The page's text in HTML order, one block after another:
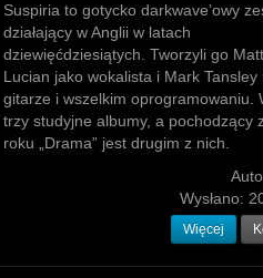
Suspiria to gotycko darkwave’owy
działający w Anglii w latach
dziewięćdziesiątych. Tworzyli go
Lucian jako wokalista i Mark Tansley
gitarze i wszelkim oprogramowaniu.
trzy studyjne albumy, a pochodzący
roku „Drama” jest drugim z nich.
Wysłano:
Więcej